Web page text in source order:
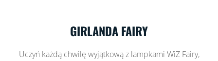
GIRLANDA FAIRY
Uczyń każdą chwilę wyjątkową z lampkami WiZ Fairy,